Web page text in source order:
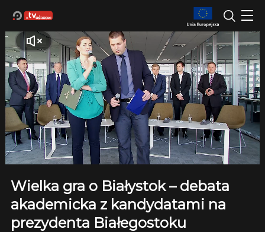
Wielka gra o Białystok – debata
akademicka z kandydatami na
prezydenta Białegostoku